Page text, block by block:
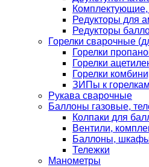
Комплектующие,
Редукторы для
Редукторы
Горелки сварочные
Горелки
Горелки
Горелки
ЗИПы к
Рукава сварочные
Баллоны газовые,
Колпаки для
Вентили,
Баллоны,
Тележки
Манометры